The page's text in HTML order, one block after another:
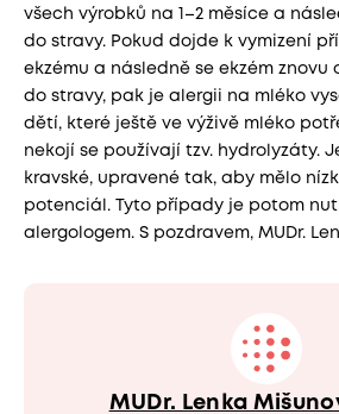
všech výrobků na 1–2 měsíce a
do stravy. Pokud dojde k vymizení
ekzému a následně se ekzém znovu
do stravy, pak je alergii na mléko
dětí, které ještě ve výživě mléko
nekojí se používají tzv. hydrolyzáty.
kravské, upravené tak, aby mělo
potenciál. Tyto případy je potom
alergologem. S pozdravem, MUDr.
MUDr. Lenka